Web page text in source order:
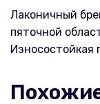
Лаконичный
пяточной
Износостойкая